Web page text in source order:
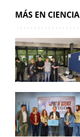
MÁS EN CIENCIA